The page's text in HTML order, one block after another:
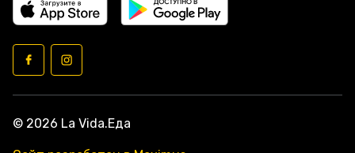
© 2026 La Vida.Еда